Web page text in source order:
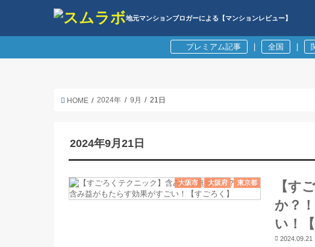
地元マンションブロガーによる【マンションレビュー】
プレミアム記事 全国
HOME 2024年 9月 21日
2024年9月21日
大阪市 大阪府 東京都
【す
か？
い！
2024.09.21